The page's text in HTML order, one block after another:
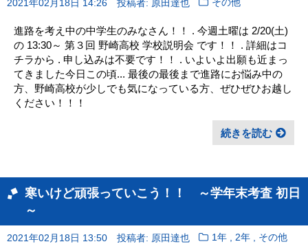
2021年02月18日 14:26 投稿者: 原田達也 その他
進路を考え中の中学生のみなさん！！ . 今週土曜は 2/20(土)
の 13:30～ 第３回 野崎高校 学校説明会 です！！ . 詳細はコ
チラから . 申し込みは不要です！！ . いよいよ出願も近まっ
てきました今日この頃... 最後の最後まで進路にお悩み中の
方、野崎高校が少しでも気になっている方、ぜひぜひお越し
ください！！！
続きを読む
寒いけど頑張っていこう！！ ～学年末考査 初日
～
2021年02月18日 13:50 投稿者: 原田達也 1年 ,2年 , その他